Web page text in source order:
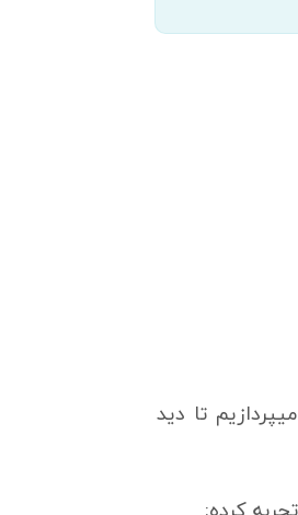
در این گزارش به جدیدترین تحلیل خاور طبق اطلاعیه های کدال، سهامیاب، رهآورد و TSETMC میپردازیم تا دید